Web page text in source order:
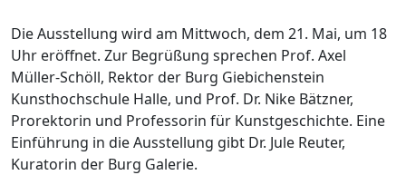
Die Ausstellung wird am Mittwoch, dem 21. Mai, um 18
Uhr eröffnet. Zur Begrüßung sprechen Prof. Axel
Müller-Schöll, Rektor der Burg Giebichenstein
Kunsthochschule Halle, und Prof. Dr. Nike Bätzner,
Prorektorin und Professorin für Kunstgeschichte. Eine
Einführung in die Ausstellung gibt Dr. Jule Reuter,
Kuratorin der Burg Galerie.